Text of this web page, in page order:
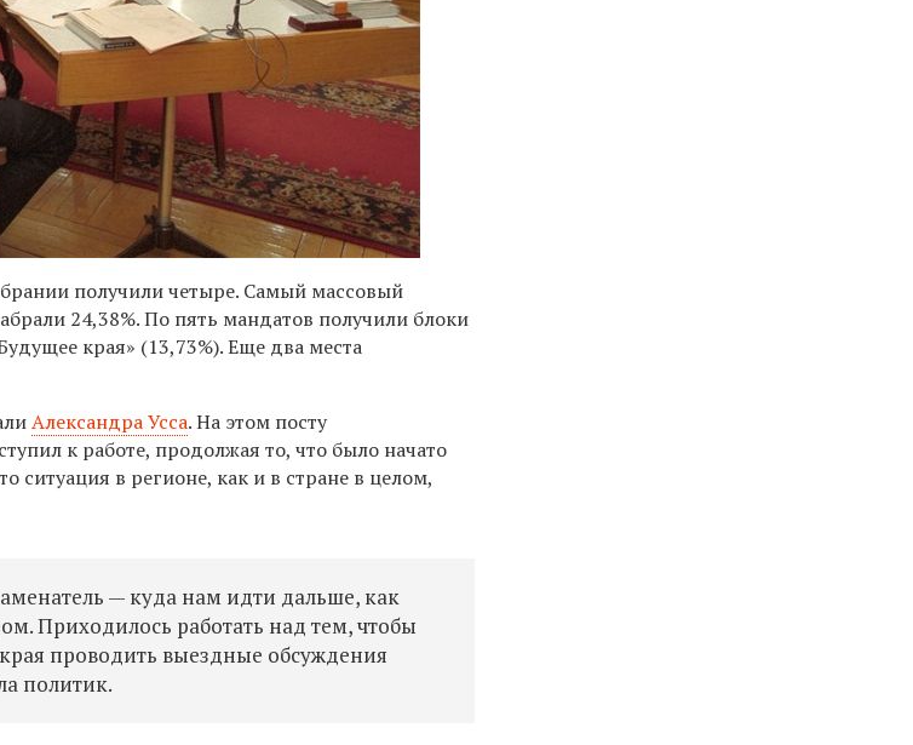
получили четыре. Самый массовый
24,38%. По пять мандатов получили блоки
края» (13,73%). Еще два места
Александра Усса. На этом посту
к работе, продолжая то, что было начато
ситуация в регионе, как и в стране в целом,
— куда нам идти дальше, как
Приходилось работать над тем, чтобы
проводить выездные обсуждения
политик.